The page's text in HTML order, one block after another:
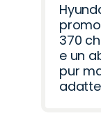
370
e un
pur